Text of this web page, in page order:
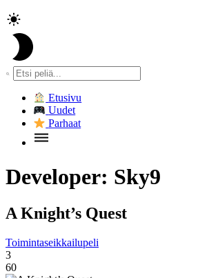
Etusivu
Uudet
Parhaat
Developer: Sky9
A Knight’s Quest
Toimintaseikkailupeli
3
60